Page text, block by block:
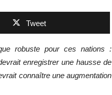
Tweet
robuste pour ces nations :
enregistrer une hausse de
connaître une augmentation